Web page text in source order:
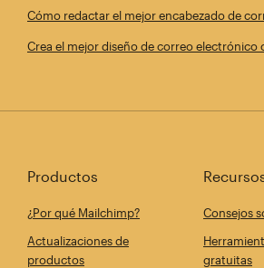
Cómo redactar el mejor encabezado de
Crea el mejor diseño de correo electrónico
Productos
¿Por qué Mailchimp?
Actualizaciones de
productos
Consejos
gratuitas